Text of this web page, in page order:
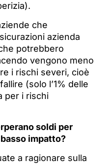
che
azienda
potrebbero
vengono meno
i rischi severi, cioè
(solo l’1% delle
per i rischi
soldi per
impatto?
a ragionare sulla